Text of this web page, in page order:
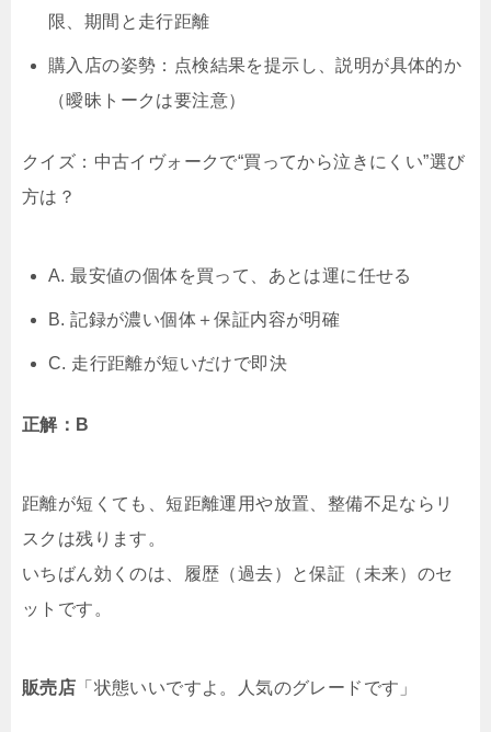
限、期間と走行距離
購入店の姿勢 ：点検結果を提示し、説明が具体的か
（曖昧トークは要注意）
クイズ：中古イヴォークで“買ってから泣きにくい”選び
方は？
A. 最安値の個体を買って、あとは運に任せる
B. 記録が濃い個体＋保証内容が明確
C. 走行距離が短いだけで即決
正解：B
距離が短くても、短距離運用や放置、整備不足ならリ
スクは残ります。
いちばん効くのは、
履歴（過去）と保証（未来） のセ
ットです。
販売店 「状態いいですよ。人気のグレードです」